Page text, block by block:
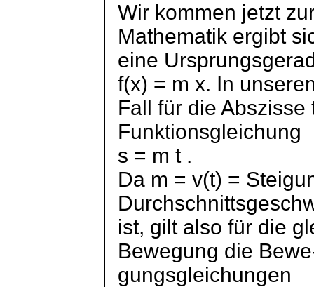
Wir kommen jetzt
Mathematik ergibt
eine
f(x) = m x. In
Fall für die
Funktionsgleichung
s = m t .
Da m = v(t) =
ist, gilt also für die
Bewegung die Bewe
gungsgleichungen